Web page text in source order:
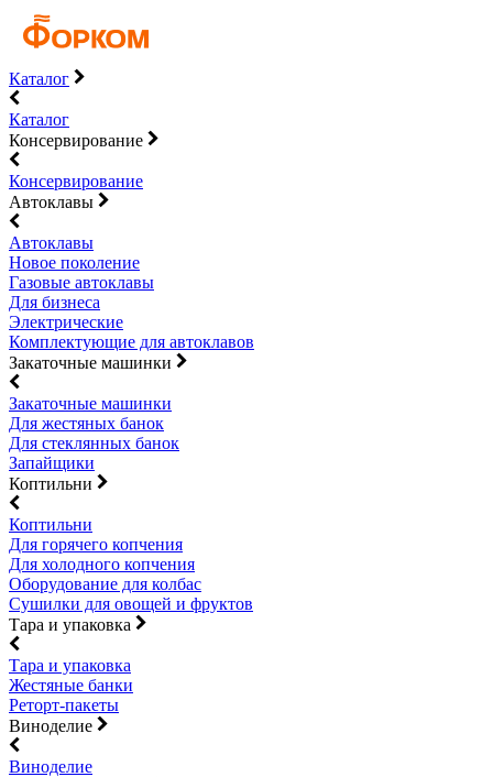
Каталог
Каталог
Консервирование
Консервирование
Автоклавы
Автоклавы
Новое поколение
Газовые автоклавы
Для бизнеса
Электрические
Комплектующие для автоклавов
Закаточные машинки
Закаточные машинки
Для жестяных банок
Для стеклянных банок
Запайщики
Коптильни
Коптильни
Для горячего копчения
Для холодного копчения
Оборудование для колбас
Сушилки для овощей и фруктов
Тара и упаковка
Тара и упаковка
Жестяные банки
Реторт-пакеты
Виноделие
Виноделие